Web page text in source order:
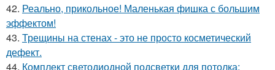
42. Реально, прикольное! Маленькая фишка с большим
эффектом!
43. Трещины на стенах - это не просто косметический
дефект.
44. Комплект светодиодной подсветки для потолка: